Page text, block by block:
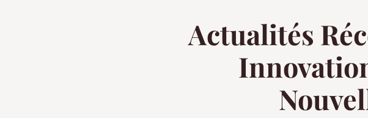
Actualités